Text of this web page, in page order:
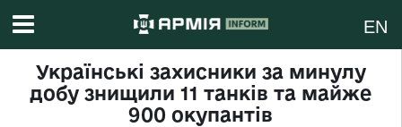
EN
Українські захисники за минулу
добу знищили 11 танків та майже
900 окупантів